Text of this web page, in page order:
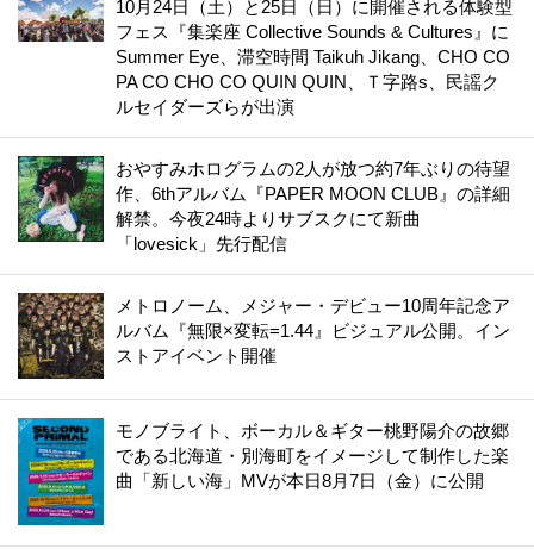
10月24日（土）と25日（日）に開催される体験型
フェス『集楽座 Collective Sounds & Cultures』に
Summer Eye、滞空時間 Taikuh Jikang、CHO CO
PA CO CHO CO QUIN QUIN、Ｔ字路s、民謡ク
ルセイダーズらが出演
おやすみホログラムの2人が放つ約7年ぶりの待望
作、6thアルバム『PAPER MOON CLUB』の詳細
解禁。今夜24時よりサブスクにて新曲
「lovesick」先行配信
メトロノーム、メジャー・デビュー10周年記念ア
ルバム『無限×変転=1.44』ビジュアル公開。イン
ストアイベント開催
モノブライト、ボーカル＆ギター桃野陽介の故郷
である北海道・別海町をイメージして制作した楽
曲「新しい海」MVが本日8月7日（金）に公開